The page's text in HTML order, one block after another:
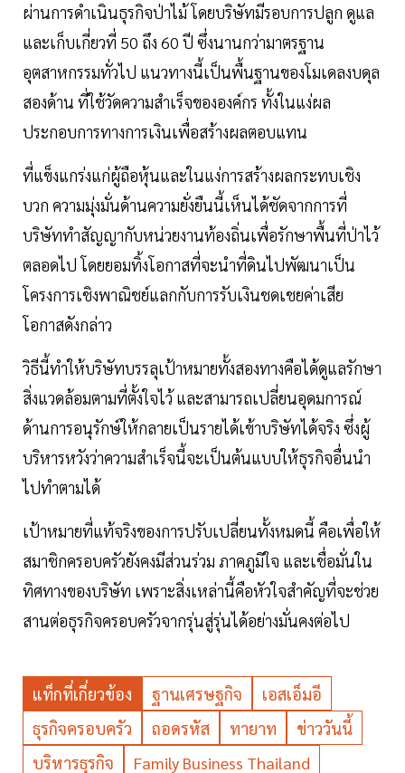
ผ่านการดำเนินธุรกิจป่าไม้ โดยบริษัทมีรอบการปลูก ดูแล
และเก็บเกี่ยวที่ 50 ถึง 60 ปี ซึ่งนานกว่ามาตรฐาน
อุตสาหกรรมทั่วไป แนวทางนี้เป็นพื้นฐานของโมเดลงบดุล
สองด้าน ที่ใช้วัดความสำเร็จขององค์กร ทั้งในแง่ผล
ประกอบการทางการเงินเพื่อสร้างผลตอบแทน
ที่แข็งแกร่งแก่ผู้ถือหุ้นและในแง่การสร้างผลกระทบเชิง
บวก ความมุ่งมั่นด้านความยั่งยืนนี้เห็นได้ชัดจากการที่
บริษัททำสัญญากับหน่วยงานท้องถิ่นเพื่อรักษาพื้นที่ป่าไว้
ตลอดไป โดยยอมทิ้งโอกาสที่จะนำที่ดินไปพัฒนาเป็น
โครงการเชิงพาณิชย์แลกกับการรับเงินชดเชยค่าเสีย
โอกาสดังกล่าว
วิธีนี้ทำให้บริษัทบรรลุเป้าหมายทั้งสองทางคือได้ดูแลรักษา
สิ่งแวดล้อมตามที่ตั้งใจไว้ และสามารถเปลี่ยนอุดมการณ์
ด้านการอนุรักษ์ให้กลายเป็นรายได้เข้าบริษัทได้จริง ซึ่งผู้
บริหารหวังว่าความสำเร็จนี้จะเป็นต้นแบบให้ธุรกิจอื่นนำ
ไปทำตามได้
เป้าหมายที่แท้จริงของการปรับเปลี่ยนทั้งหมดนี้ คือเพื่อให้
สมาชิกครอบครัวยังคงมีส่วนร่วม ภาคภูมิใจ และเชื่อมั่นใน
ทิศทางของบริษัท เพราะสิ่งเหล่านี้คือหัวใจสำคัญที่จะช่วย
สานต่อธุรกิจครอบครัวจากรุ่นสู่รุ่นได้อย่างมั่นคงต่อไป
แท็กที่เกี่ยวข้อง ฐานเศรษฐกิจ
เอสเอ็มอี
ธุรกิจครอบครัว
ถอดรหัส ทายาท
ข่าววันนี้
บริหารธุรกิจ
Family Business Thailand